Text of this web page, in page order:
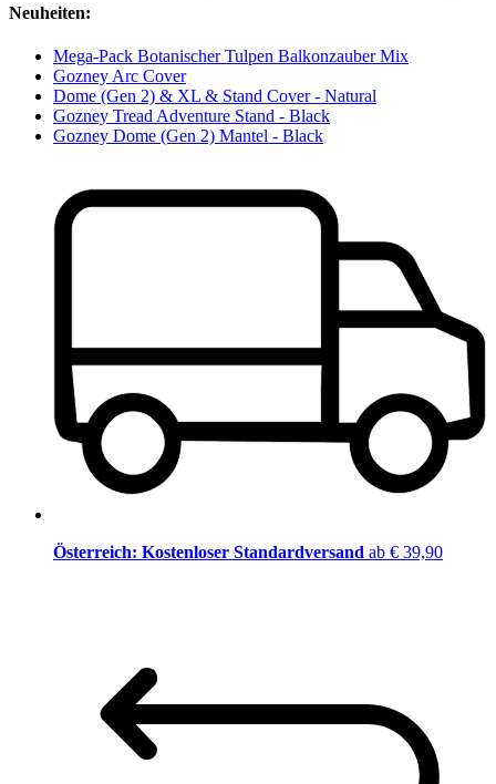
Neuheiten:
Mega-Pack Botanischer Tulpen Balkonzauber Mix
Gozney Arc Cover
Dome (Gen 2) & XL & Stand Cover - Natural
Gozney Tread Adventure Stand - Black
Gozney Dome (Gen 2) Mantel - Black
Österreich: Kostenloser Standardversand ab € 39,90